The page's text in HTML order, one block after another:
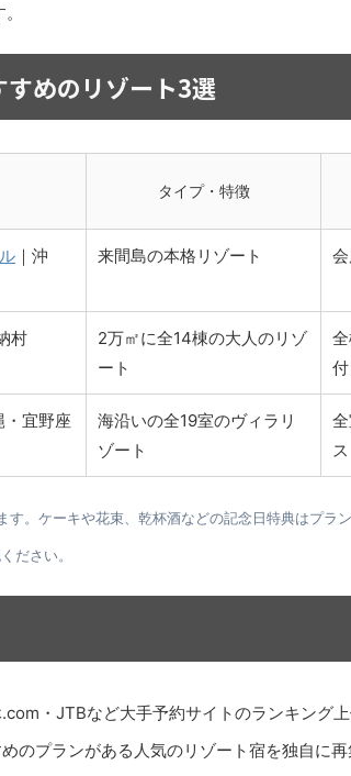
めのリゾート3選
タイプ・特徴
｜沖
来間島の本格リゾート
村
2万㎡に全14棟の大人のリゾ
ート
付
・宜野座
海沿いの全19室のヴィラリ
ゾート
ス
。ケーキや花束、乾杯酒などの記念日特典はプラ
ださい。
・JTBなど大手予約サイトのランキング
のプランがある人気のリゾート宿を独自に